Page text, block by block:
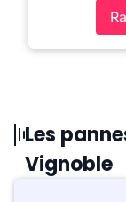
Les
Vignoble